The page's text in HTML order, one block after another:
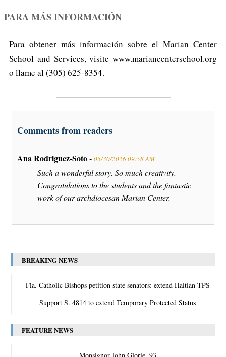
PARA MÁS INFORMACIÓN
Para obtener más información sobre el Marian Center
School and Services, visite www.mariancenterschool.org
o llame al (305) 625-8354.
Comments from readers
Ana Rodriguez-Soto - 05/30/2026 09:58 AM
Such a wonderful story. So much creativity.
Congratulations to the students and the fantastic
work of our archdiocesan Marian Center.
BREAKING NEWS
Fla. Catholic Bishops petition state senators: extend Haitian TPS
Support S. 4814 to extend Temporary Protected Status
FEATURE NEWS
Monsignor John Glorie, 93